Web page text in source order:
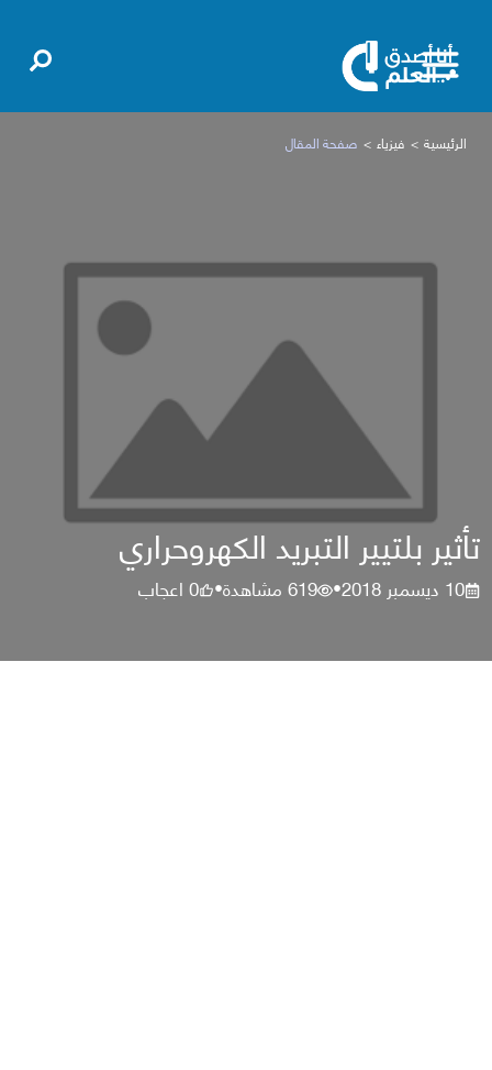
الرئيسية فيزياء صفحة المقال
تأثير بلتيير التبريد الكهروحراري
10 ديسمبر 2018 •
619مشاهدة•
0اعجاب